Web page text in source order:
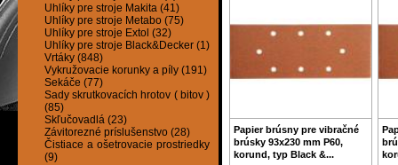
Uhlíky pre stroje Makita (41)
Uhlíky pre stroje Metabo (75)
Uhlíky pre stroje Extol (32)
Uhlíky pre stroje Black&Decker (1)
Vrtáky (848)
Vykružovacie korunky a píly (191)
Sekáče (77)
Sady skrutkovacích hrotov ( bitov )
(85)
Skľučovadlá (23)
Závitorezné príslušenstvo (28)
Čistiace a ošetrovacie prostriedky
(9)
Papier brúsny pre vibračné
brúsky 93x230 mm P60,
korund, typ Black &...